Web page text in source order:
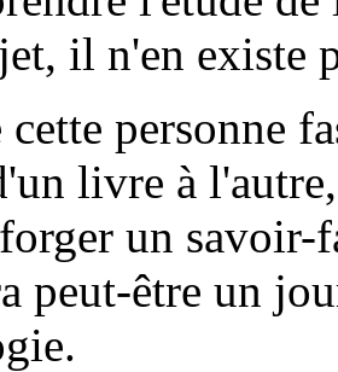
il n'en existe
personne
livre à
un
peut-être un